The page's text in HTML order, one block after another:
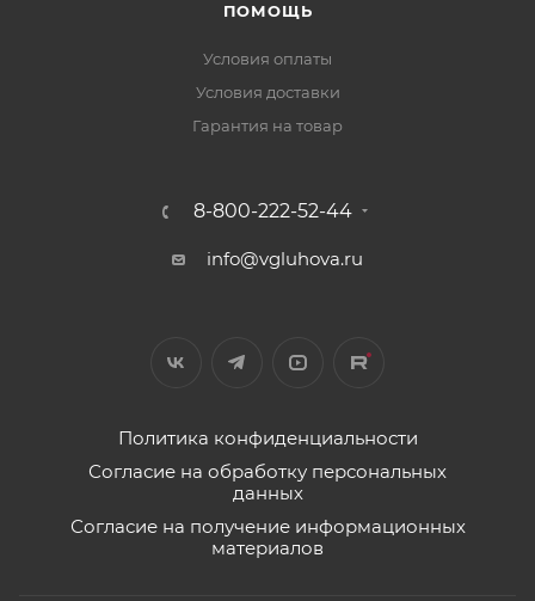
ПОМОЩЬ
Условия оплаты
Условия доставки
Гарантия на товар
8-800-222-52-44
info@vgluhova.ru
Политика конфиденциальности
Согласие на обработку персональных
данных
Согласие на получение информационных
материалов